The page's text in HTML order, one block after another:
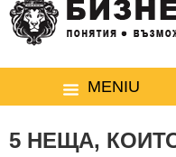
MENIU
5 НЕЩА,